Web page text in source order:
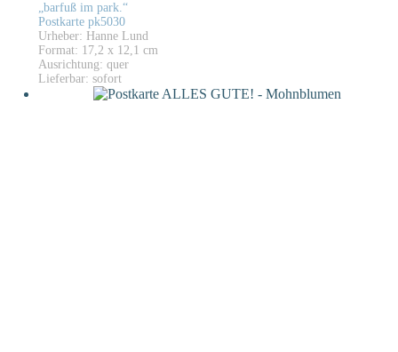
„barfuß im park.“
Postkarte pk5030
Urheber: Hanne Lund
Format: 17,2 x 12,1 cm
Ausrichtung: quer
Lieferbar: sofort